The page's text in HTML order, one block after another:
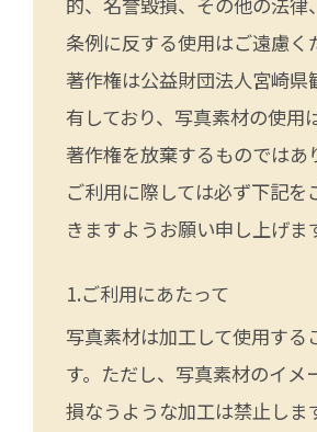
条例に反する使用はご遠慮く
著作権は公益財団法人宮崎県
有しており、写真素材の使用
著作権を放棄するものではあ
ご利用に際しては必ず下記を
きますようお願い申し上げま
ご利用にあたって
写真素材は加工して使用する
す。ただし、写真素材のイメ
損なうような加工は禁止しま